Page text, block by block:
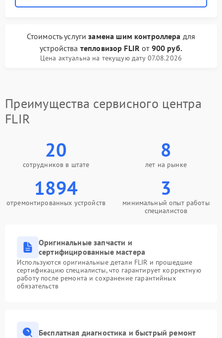
Стоимость услугизамена шим контроллера для
устройства тепловизор FLIR от 900 руб.
Цена актуальна на текущую дату 07.08.2026
Преимущества сервисного центра
FLIR
20
сотрудников в штате
8
лет на рынке
1894
отремонтированных устройств
3
минимальный опыт работы
специалистов
Оригинальные запчасти и
сертифицированные мастера
Используются оригинальные детали FLIR и прошедшие
сертификацию специалисты, что гарантирует корректную
работу после ремонта и сохранение гарантийных
обязательств
Бесплатная диагностика и быстрый ремонт